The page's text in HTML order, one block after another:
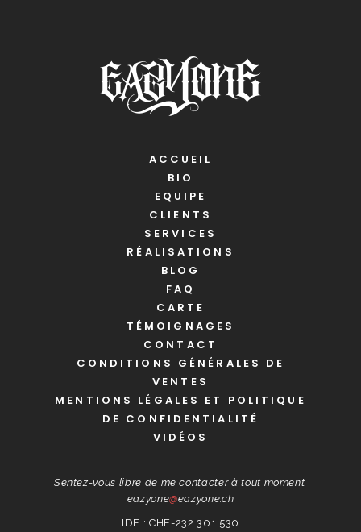
ACCUEIL
BIO
EQUIPE
CLIENTS
SERVICES
RÉALISATIONS
BLOG
FAQ
CARTE
TÉMOIGNAGES
CONTACT
CONDITIONS GÉNÉRALES DE
VENTES
MENTIONS LÉGALES ET POLITIQUE
DE CONFIDENTIALITÉ
VIDÉOS
Sentez-vous libre de me contacter à tout moment.
eazyone@eazyone.ch
IDE : CHE-232.301.530